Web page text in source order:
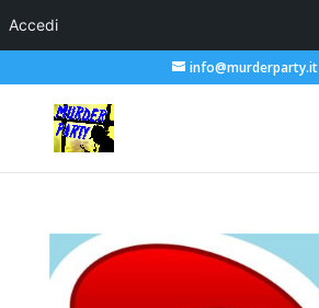
Accedi
info@murderparty.it